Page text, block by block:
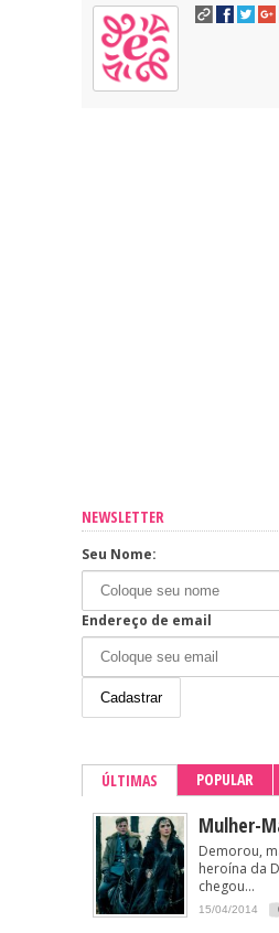
NEWSLETTER
Seu Nome:
Endereço de email
ÚLTIMAS POPULAR
Mulher-
Demorou,
heroína da
chegou...
15/04/2014